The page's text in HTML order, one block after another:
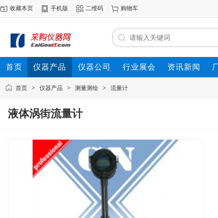
收藏本页 手机版 二维码 购物车
首页 仪器产品 仪器公司 行业展会 资讯新闻
首页 > 仪器产品 > 测量测绘 > 流量计
液体涡街流量计